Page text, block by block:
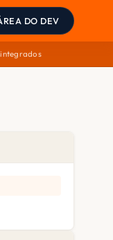
DO DEV
integrados